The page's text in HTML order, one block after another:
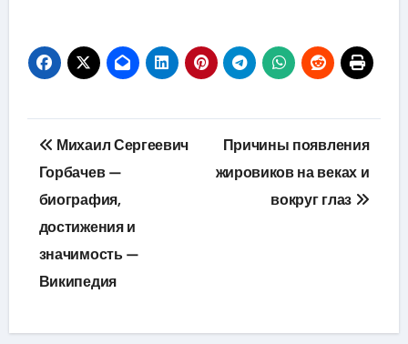
Навигация
по
записям
Михаил Сергеевич
Горбачев —
биография,
достижения и
значимость —
Википедия
Причины появления
жировиков на веках и
вокруг глаз